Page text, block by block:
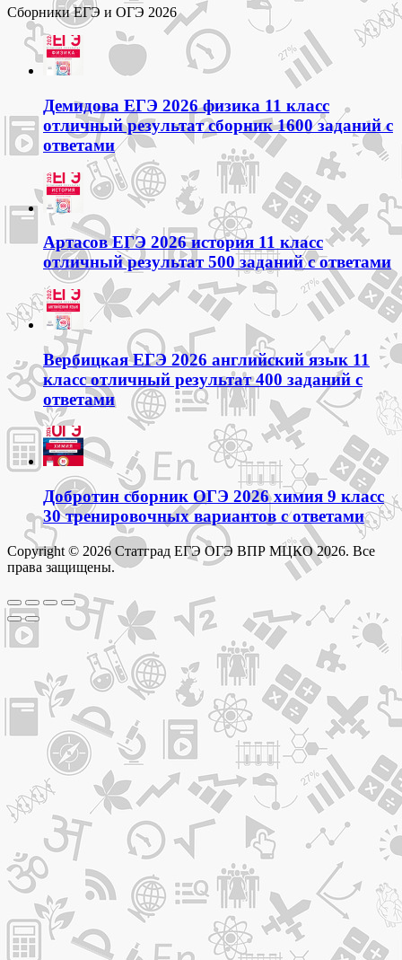
Сборники ЕГЭ и ОГЭ 2026
Демидова ЕГЭ 2026 физика 11 класс
отличный результат сборник 1600 заданий с
ответами
Артасов ЕГЭ 2026 история 11 класс
отличный результат 500 заданий с ответами
Вербицкая ЕГЭ 2026 английский язык 11
класс отличный результат 400 заданий с
ответами
Добротин сборник ОГЭ 2026 химия 9 класс
30 тренировочных вариантов с ответами
Copyright © 2026 Статград ЕГЭ ОГЭ ВПР МЦКО 2026. Все
права защищены.